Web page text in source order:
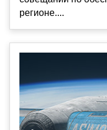
регионе....